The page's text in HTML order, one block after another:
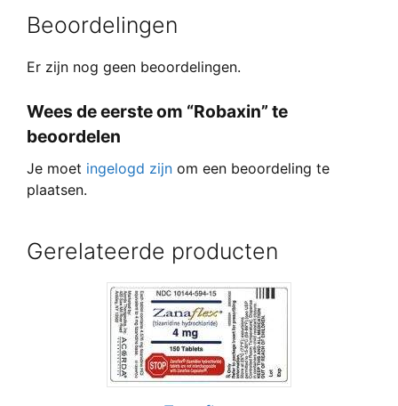
Beoordelingen
Er zijn nog geen beoordelingen.
Wees de eerste om “Robaxin” te
beoordelen
Je moet ingelogd zijn om een beoordeling te
plaatsen.
Gerelateerde producten